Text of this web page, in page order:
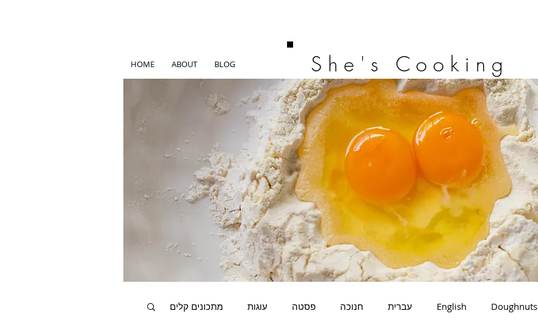
HOME ABOUT BLOG She's Cooking
Doughnuts
English עברית חנוכה פסטה עוגות מתכונים קלים